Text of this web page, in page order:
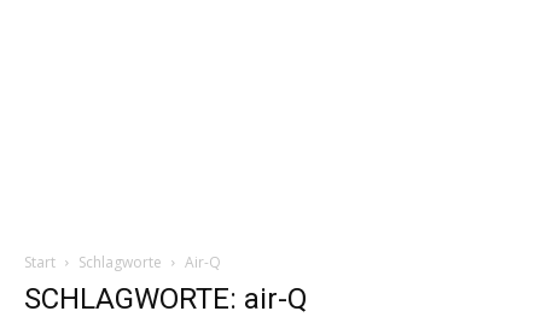
Start Schlagworte Air-Q
SCHLAGWORTE: air-Q